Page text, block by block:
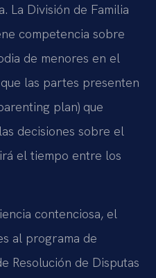
La División de Familia
competencia sobre
de menores en el
las partes presenten
plan) que
decisiones sobre el
el tiempo entre los
contenciosa, el
al programa de
Resolución de Disputas